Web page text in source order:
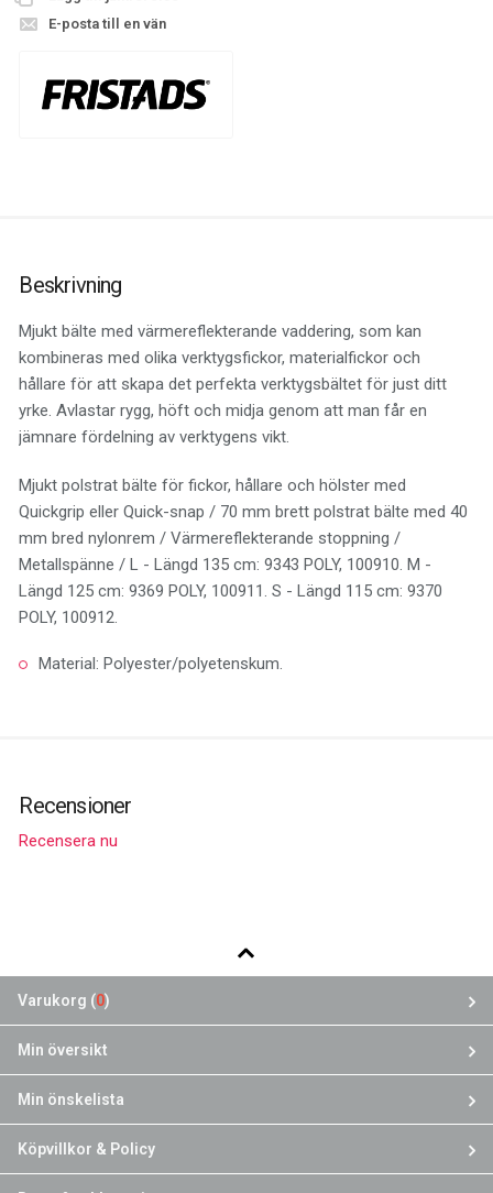
E-posta till en vän
Beskrivning
Mjukt bälte med värmereflekterande vaddering, som kan
kombineras med olika verktygsfickor, materialfickor och
hållare för att skapa det perfekta verktygsbältet för just ditt
yrke. Avlastar rygg, höft och midja genom att man får en
jämnare fördelning av verktygens vikt.
Mjukt polstrat bälte för fickor, hållare och hölster med
Quickgrip eller Quick-snap / 70 mm brett polstrat bälte med 40
mm bred nylonrem / Värmereflekterande stoppning /
Metallspänne / L - Längd 135 cm: 9343 POLY, 100910. M -
Längd 125 cm: 9369 POLY, 100911. S - Längd 115 cm: 9370
POLY, 100912.
Material: Polyester/polyetenskum.
Recensioner
Recensera nu
Varukorg (0)
Min översikt
Min önskelista
Köpvillkor & Policy